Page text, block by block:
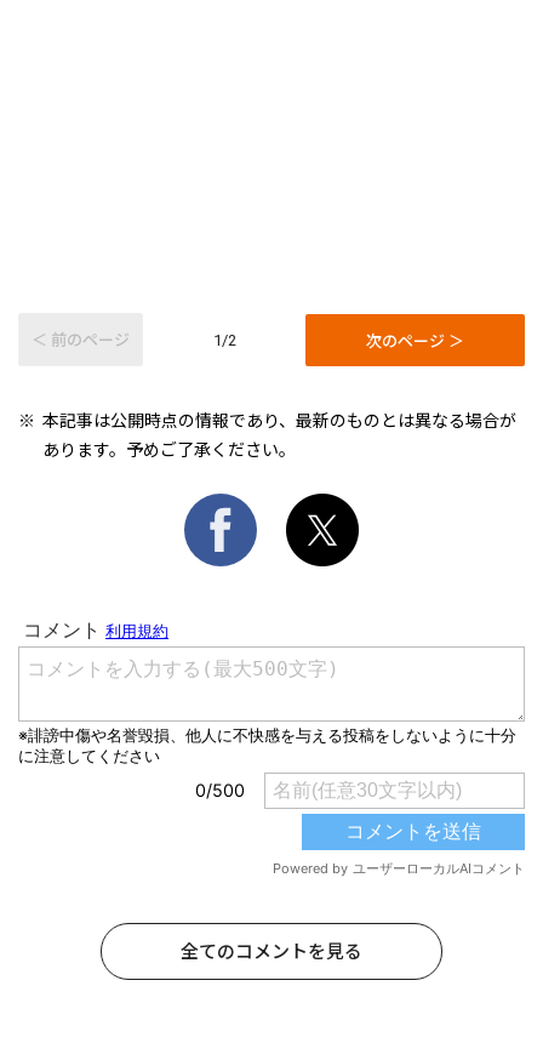
＜ 前のページ 1/2 次のページ ＞
本記事は公開時点の情報であり、最新のものとは異なる場合が
あります。予めご了承ください。
全てのコメントを見る